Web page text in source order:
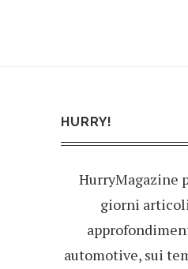
HURRY!
HurryMagazine
giorni
automotive, sui